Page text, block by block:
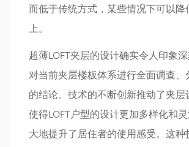
而低于传统方式，某些情况下可以降
上。
超薄LOFT夹层的设计确实令人印象
对当前夹层楼板体系进行全面调查
的结论。技术的不断创新推动了夹层
使得LOFT户型的设计更加多样化和
大地提升了居住者的使用感受。这种